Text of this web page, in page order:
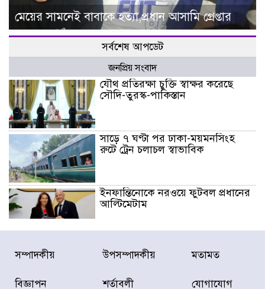
মেয়ের সামনেই বাবাকে হত্যা,প্রধান আসামি গ্রেপ্তার
সর্বশেষ আপডেট
জনপ্রিয় সংবাদ
যৌথ প্রতিরক্ষা চুক্তি স্বাক্ষর করেছে
সৌদি-তুরস্ক-পাকিস্তান
সাড়ে ৭ ঘণ্টা পর ঢাকা-ময়মনসিংহ
রুটে ট্রেন চলাচল স্বাভাবিক
ইনফান্তিনোকে নরওয়ে ফুটবল প্রধানের
আল্টিমেটাম
দেশে ভারি বৃষ্টির সতর্কবার্তা, ১০
জেলায় বন্যার পূর্বাভাস
সম্পাদকীয় উপসম্পাদকীয় মতামত
বিজ্ঞাপন শর্তাবলী যোগাযোগ